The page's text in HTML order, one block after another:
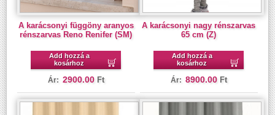
A karácsonyi függöny aranyos
rénszarvas Reno Renifer (SM)
Add hozzá a
kosárhoz
Ár: 2900.00 Ft
A karácsonyi nagy rénszarvas
65 cm (Z)
Add hozzá a
kosárhoz
Ár: 8900.00 Ft